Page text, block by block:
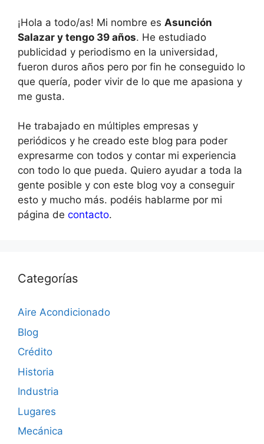
¡Hola a todo/as! Mi nombre es Asunción
Salazar y tengo 39 años. He estudiado
publicidad y periodismo en la universidad,
fueron duros años pero por fin he conseguido lo
que quería, poder vivir de lo que me apasiona y
me gusta.
He trabajado en múltiples empresas y
periódicos y he creado este blog para poder
expresarme con todos y contar mi experiencia
con todo lo que pueda. Quiero ayudar a toda la
gente posible y con este blog voy a conseguir
esto y mucho más. podéis hablarme por mi
página de contacto.
Categorías
Aire Acondicionado
Blog
Crédito
Historia
Industria
Lugares
Mecánica